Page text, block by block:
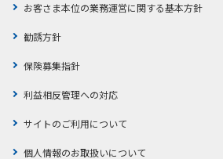
お客さま本位の業務運営に関する基本方針
勧誘方針
保険募集指針
利益相反管理への対応
サイトのご利用について
個人情報のお取扱いについて